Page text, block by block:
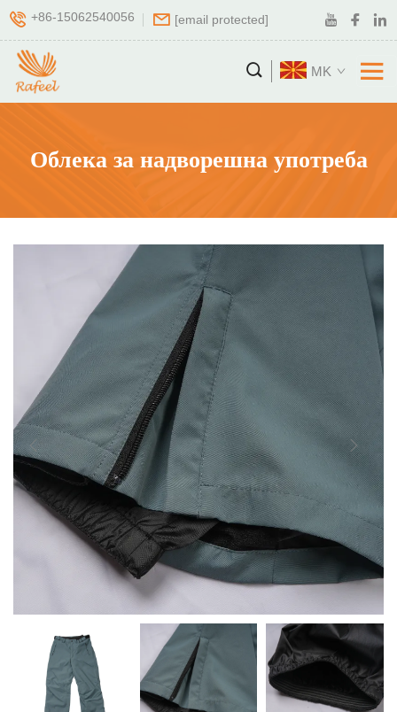
+86-15062540056 [email protected]
MK
Облека за надворешна употреба